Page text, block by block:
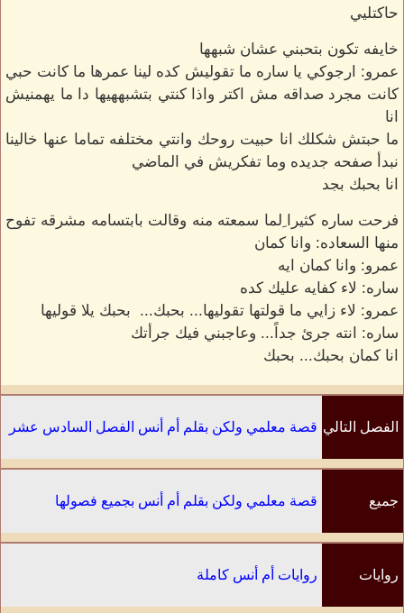
حاكتليي
خايفه تكون بتحبني عشان شبهها
عمرو: ارجوكي يا ساره ما تقوليش كده لينا عمرها ما كانت حبي
كانت مجرد صداقه مش اكتر واذا كنتي بتشبههيها دا ما يهمنيش
انا
ما حبتش شكلك انا حبيت روحك وانتي مختلفه تماما عنها خالينا
نبدأ صفحه جديده وما تفكريش في الماضي
انا بحبك بجد
فرحت ساره كثيرا ِلما سمعته منه وقالت بابتسامه مشرقه تفوح
منها السعاده: وانا كمان
عمرو: وانا كمان ايه
ساره: لاء كفايه عليك كده
عمرو: لاء زايي ما قولتها تقوليها... بحبك... بحبك يلا قوليها
ساره: انته جرئ جداً... وعاجبني فيك جرأتك
انا كمان بحبك... بحبك
الفصل التالي قصة معلمي ولكن بقلم أم أنس الفصل السادس عشر
جميع قصة معلمي ولكن بقلم أم أنس بجميع فصولها
روايات روايات أم أنس كاملة